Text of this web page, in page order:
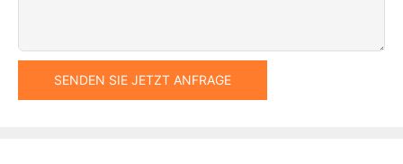
SENDEN SIE JETZT ANFRAGE